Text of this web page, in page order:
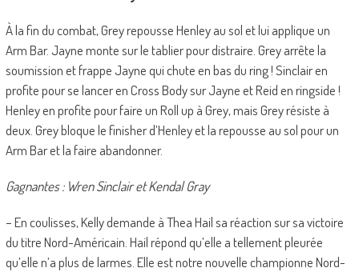
À la fin du combat, Grey repousse Henley au sol et lui applique un
Arm Bar. Jayne monte sur le tablier pour distraire. Grey arrête la
soumission et frappe Jayne qui chute en bas du ring ! Sinclair en
profite pour se lancer en Cross Body sur Jayne et Reid en ringside !
Henley en profite pour faire un Roll up à Grey, mais Grey résiste à
deux. Grey bloque le finisher d’Henley et la repousse au sol pour un
Arm Bar et la faire abandonner.
Gagnantes : Wren Sinclair et Kendal Gray
– En coulisses, Kelly demande à Thea Hail sa réaction sur sa victoire
du titre Nord-Américain. Hail répond qu’elle a tellement pleurée
qu’elle n’a plus de larmes. Elle est notre nouvelle championne Nord-